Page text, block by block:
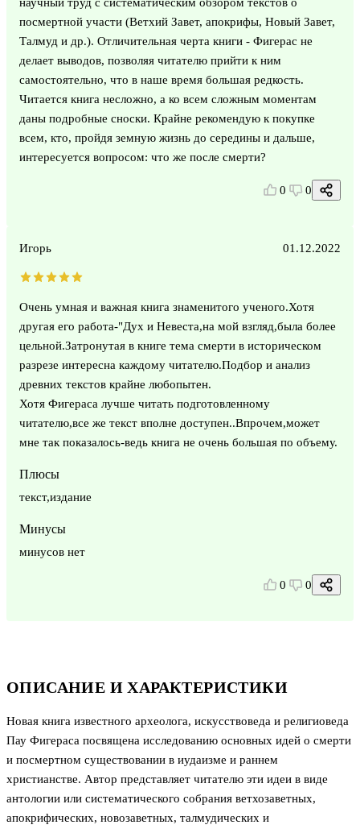
ОПИСАНИЕ И ХАРАКТЕРИСТИКИ
Новая книга известного археолога, искусствоведа и религиоведа
Пау Фигераса посвящена исследованию основных идей о смерти
и посмертном существовании в иудаизме и раннем
христианстве. Автор представляет читателю эти идеи в виде
антологии или систематического собрания ветхозаветных,
апокрифических, новозаветных, талмудических и
посмертной участи (Ветхий Завет, апокрифы, Новый Завет,
Талмуд и др.). Отличительная черта книги - Фигерас не
делает выводов, позволяя читателю прийти к ним
самостоятельно, что в наше время большая редкость.
Читается книга несложно, а ко всем сложным моментам
даны подробные сноски. Крайне рекомендую к покупке
всем, кто, пройдя земную жизнь до середины и дальше,
интересуется вопросом: что же после смерти?
0 0
Игорь 01.12.2022
Очень умная и важная книга знаменитого ученого.Хотя
другая его работа-"Дух и Невеста,на мой взгляд,была более
цельной.Затронутая в книге тема смерти в историческом
разрезе интересна каждому читателю.Подбор и анализ
древних текстов крайне любопытен.
Хотя Фигераса лучше читать подготовленному
читателю,все же текст вполне доступен..Впрочем,может
мне так показалось-ведь книга не очень большая по объему.
Плюсы
текст,издание
Минусы
минусов нет
0 0